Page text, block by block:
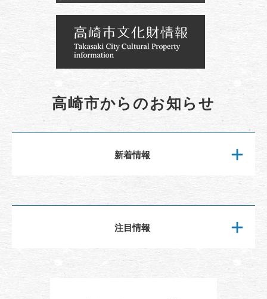
高崎市からのお知らせ
新着情報
注目情報